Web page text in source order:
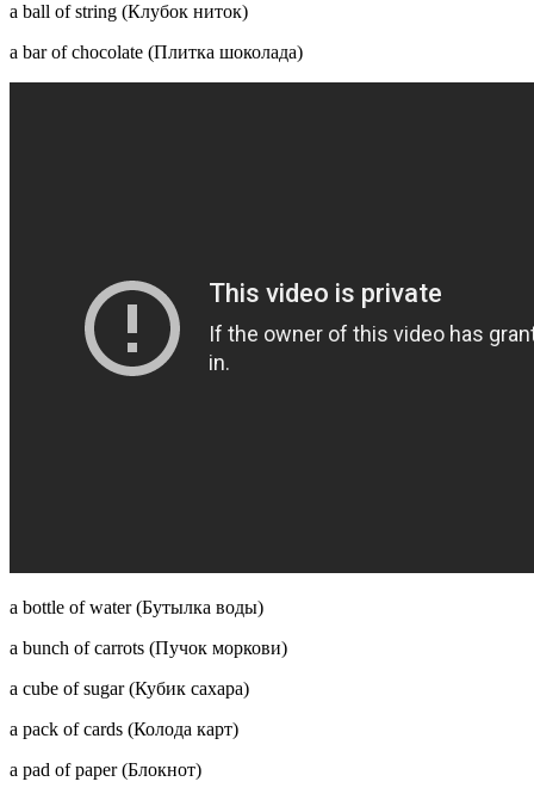
a ball of string (Клубок ниток)
a bar of chocolate (Плитка шоколада)
a bottle of water (Бутылка воды)
a bunch of carrots (Пучок моркови)
a cube of sugar (Кубик сахара)
a pack of cards (Колода карт)
a pad of paper (Блокнот)